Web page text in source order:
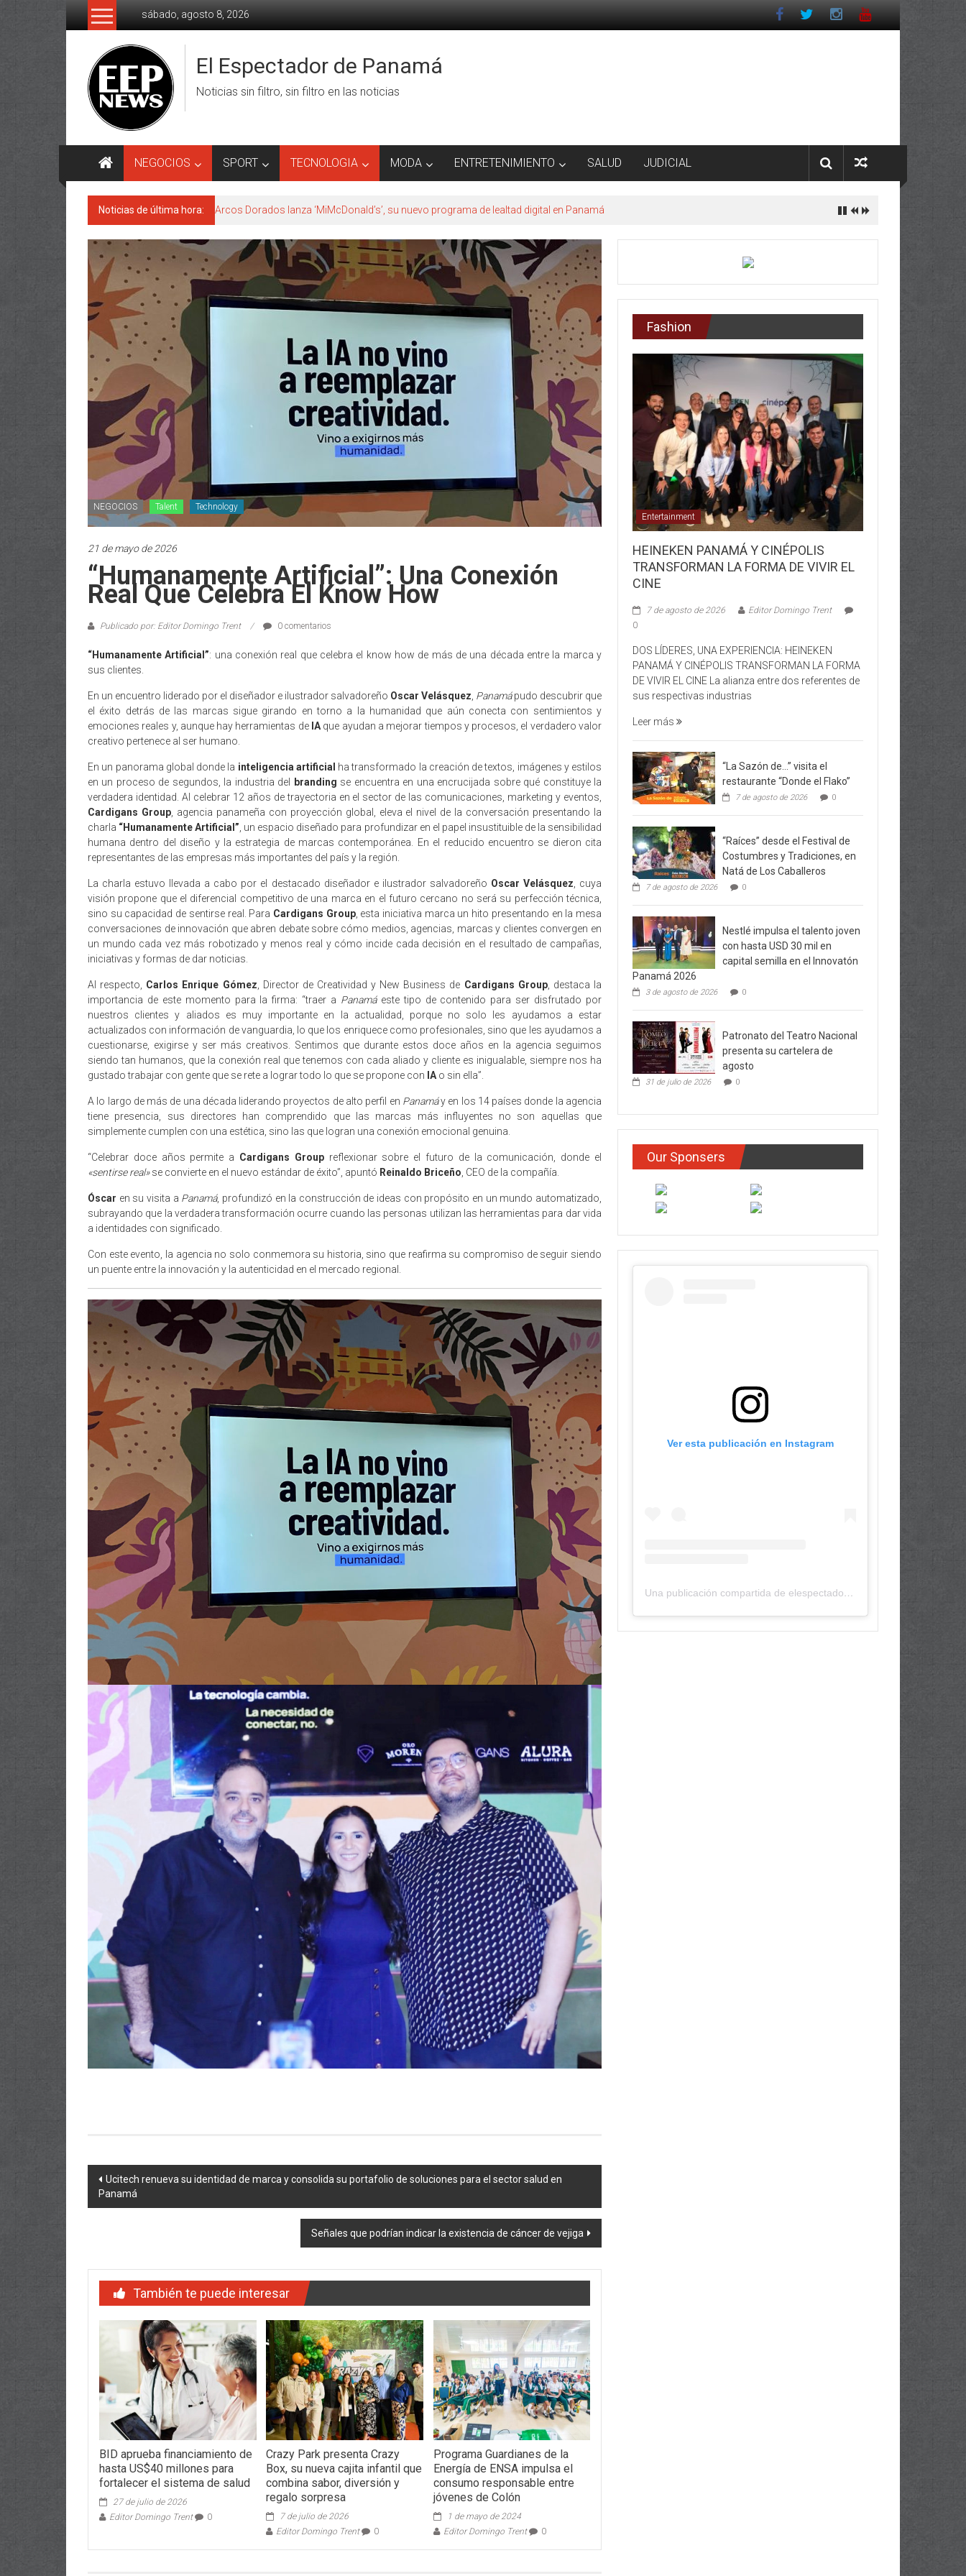
Saltar
sábado, agosto 8, 2026
El Espectador de Panamá
Noticias sin filtro, sin filtro en las noticias
NEGOCIOS SPORT TECNOLOGIA MODA ENTRETENIMIENTO SALUD JUDICIAL
Noticias de última hora: Arcos Dorados lanza ‘MiMcDonald’s’, su nuevo programa de lealtad digital en Panamá
NEGOCIOS Talent Technology
21 de mayo de 2026
“Humanamente Artificial”: Una Conexión
Real Que Celebra El Know How
Publicado por: Editor Domingo Trent 0 comentarios
“Humanamente Artificial”: una conexión real que celebra el know how de más de una década entre la marca y
sus clientes.
En un encuentro liderado por el diseñador e ilustrador salvadoreño Oscar Velásquez Panamápudo descubrir que
el éxito detrás de las marcas sigue girando en torno a la humanidad que aún conecta con sentimientos y
emociones reales y, aunque hay herramientas de IA que ayudan a mejorar tiempos y procesos, el verdadero valor
creativo pertenece al ser humano.
En un panorama global donde la inteligencia artificial ha transformado la creación de textos, imágenes y estilos
en un proceso de segundos, la industria del
branding se encuentra en una encrucijada sobre qué constituye la
verdadera identidad. Al celebrar 12 años de trayectoria en el sector de las comunicaciones, marketing y eventos,
Cardigans Group, agencia panameña con proyección global, eleva el nivel de la conversación presentando la
charla “Humanamente Artificial” , un espacio diseñado para profundizar en el papel insustituible de la sensibilidad
humana dentro del diseño y la estrategia de marcas contemporánea. En el reducido encuentro se dieron cita
representantes de las empresas más importantes del país y la región.
La charla estuvo llevada a cabo por el destacado diseñador e ilustrador salvadoreño Oscar Velásquez , cuya
visión propone que el diferencial competitivo de una marca en el futuro cercano no será su perfección técnica,
sino su capacidad de sentirse real. Para Cardigans Group, esta iniciativa marca un hito presentando en la mesa
conversaciones de innovación que abren debate sobre cómo medios, agencias, marcas y clientes convergen en
un mundo cada vez más robotizado y menos real y cómo incide cada decisión en el resultado de campañas,
iniciativas y formas de dar noticias.
Al respecto, Carlos Enrique Gómez , Director de Creatividad y New Business de Cardigans Group, destaca la
importancia de este momento para la firma: “traer a Panamáeste tipo de contenido para ser disfrutado por
nuestros clientes y aliados es muy importante en la actualidad, porque no solo les ayudamos a estar
actualizados con información de vanguardia, lo que los enriquece como profesionales, sino que les ayudamos a
cuestionarse, exigirse y ser más creativos. Sentimos que durante estos doce años en la agencia seguimos
siendo tan humanos, que la conexión real que tenemos con cada aliado y cliente es inigualable, siempre nos ha
gustado trabajar con gente que se rete a lograr todo lo que se propone con IA o sin ella”.
A lo largo de más de una década liderando proyectos de alto perfil en Panamáy en los 14 países donde la agencia
tiene presencia, sus directores han comprendido que las marcas más influyentes no son aquellas que
simplemente cumplen con una estética, sino las que logran una conexión emocional genuina.
“Celebrar doce años permite a Cardigans Groupreflexionar sobre el futuro de la comunicación, donde el
«sentirse real»se convierte en el nuevo estándar de éxito”, apuntó Reinaldo Briceño , CEO de la compañía.
Óscar en su visita a Panamá, profundizó en la construcción de ideas con propósito en un mundo automatizado,
subrayando que la verdadera transformación ocurre cuando las personas utilizan las herramientas para dar vida
a identidades con significado.
Con este evento, la agencia no solo conmemora su historia, sino que reafirma su compromiso de seguir siendo
un puente entre la innovación y la autenticidad en el mercado regional.
Navegación
de
Ucitech renueva su identidad de marca y consolida su portafolio de soluciones para el sector salud en
Panamá
Señales que podrían indicar la existencia de cáncer de vejiga
También te puede interesar
BID aprueba financiamiento de
hasta US$40 millones para
fortalecer el sistema de salud
27 de julio de 2026
Editor Domingo Trent
0
Crazy Park presenta Crazy
Box, su nueva cajita infantil que
combina sabor, diversión y
regalo sorpresa
7 de julio de 2026
Editor Domingo Trent
0
Programa Guardianes de la
Energía de ENSA impulsa el
consumo responsable entre
jóvenes de Colón
1 de mayo de 2024
Editor Domingo Trent
0
Fashion
Entertainment
HEINEKEN PANAMÁ Y CINÉPOLIS
TRANSFORMAN LA FORMA DE VIVIR EL
CINE
7 de agosto de 2026
Editor Domingo Trent
0
DOS LÍDERES, UNA EXPERIENCIA: HEINEKEN
PANAMÁ Y CINÉPOLIS TRANSFORMAN LA FORMA
DE VIVIR EL CINE La alianza entre dos referentes de
sus respectivas industrias
Leer más
“La Sazón de…” visita el
restaurante “Donde el Flako”
7 de agosto de 2026 0
“Raíces” desde el Festival de
Costumbres y Tradiciones, en
Natá de Los Caballeros
7 de agosto de 2026 0
Nestlé impulsa el talento joven
con hasta USD 30 mil en
capital semilla en el Innovatón
Panamá 2026
3 de agosto de 2026 0
Patronato del Teatro Nacional
presenta su cartelera de
agosto
31 de julio de 2026 0
Our Sponsers
Ver esta publicación en Instagram
Una publicación compartida de elespectadordepanama (@elespectadordepanama)